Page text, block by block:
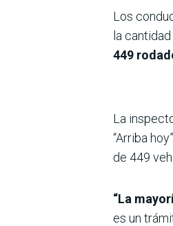
Los
la
449
La
“Arriba
de 449
“La
es un